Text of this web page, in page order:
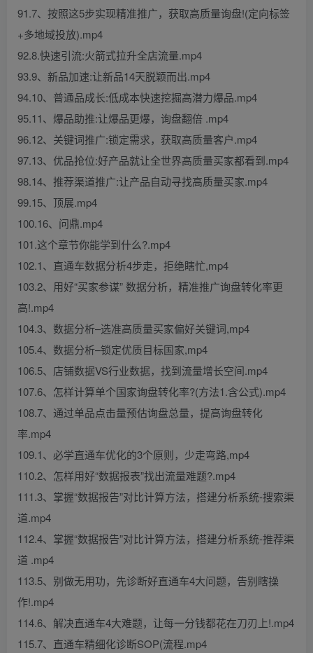
91.7、按照这5步实现精准推广，获取高质量询盘!(定向标签
+多地域投放).mp4
92.8.快速引流:火箭式拉升全店流量.mp4
93.9、新品加速:让新品14天脱颖而出.mp4
94.10、普通品成长:低成本快速挖掘高潜力爆品.mp4
95.11、爆品助推:让爆品更爆，询盘翻倍 .mp4
96.12、关键词推广:锁定需求，获取高质量客户.mp4
97.13、优品抢位:好产品就让全世界高质量买家都看到.mp4
98.14、推荐渠道推广:让产品自动寻找高质量买家.mp4
99.15、顶展.mp4
100.16、问鼎.mp4
101.这个章节你能学到什么?.mp4
102.1、直通车数据分析4步走，拒绝瞎忙,mp4
103.2、用好“买家参谋” 数据分析，精准推广询盘转化率更
高!.mp4
104.3、数据分析–选准高质量买家偏好关键词,mp4
105.4、数据分析–锁定优质目标国家,mp4
106.5、店铺数据VS行业数据，找到流量增长空间.mp4
107.6、怎样计算单个国家询盘转化率?(方法1.含公式).mp4
108.7、通过单品点击量预估询盘总量，提高询盘转化
率.mp4
109.1、必学直通车优化的3个原则，少走弯路,mp4
110.2、怎样用好“数据报表”找出流量难题?.mp4
111.3、掌握“数据报告”对比计算方法，搭建分析系统-搜索渠
道.mp4
112.4、掌握“数据报告”对比计算方法，搭建分析系统-推荐渠
道 .mp4
113.5、别做无用功，先诊断好直通车4大问题，告别瞎操
作!.mp4
114.6、解决直通车4大难题，让每一分钱都花在刀刃上!.mp4
115.7、直通车精细化诊断SOP(流程.mp4